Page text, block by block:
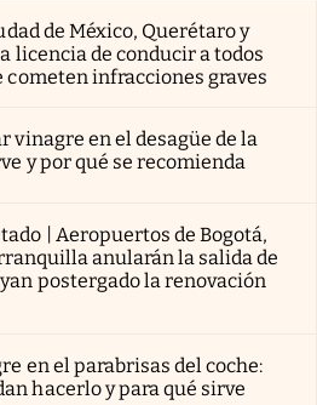
de México, Querétaro y
licencia de conducir a todos
cometen infracciones graves
vinagre en el desagüe de la
y por qué se recomienda
| Aeropuertos de Bogotá,
anularán la salida de
postergado la renovación
en el parabrisas del coche:
hacerlo y para qué sirve